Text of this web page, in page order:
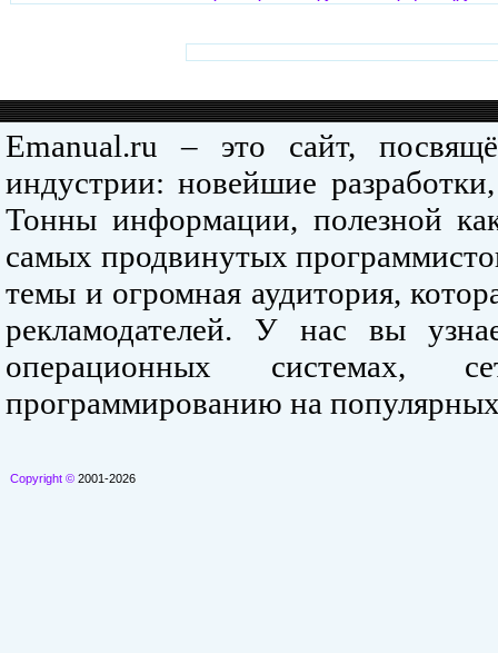
Emanual.ru – это сайт,
индустрии: новейшие
Тонны информации, полезной
самых продвинутых
темы и огромная аудитория,
рекламодателей. У нас вы
операционных системах,
программированию на
Copyright © 2001-2026